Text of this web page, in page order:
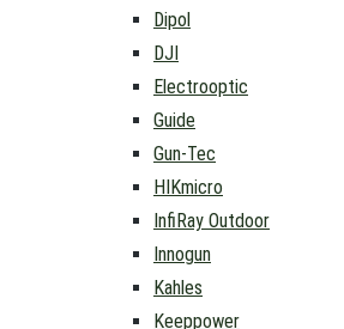
Dipol
DJI
Electrooptic
Guide
Gun-Tec
HIKmicro
InfiRay Outdoor
Innogun
Kahles
Keeppower